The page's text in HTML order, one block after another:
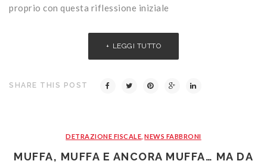
proprio con questa riflessione iniziale
LEGGI TUTTO
SHARE THIS POST
DETRAZIONE FISCALE ,NEWS FABBRONI
MUFFA, MUFFA E ANCORA MUFFA… MA DA